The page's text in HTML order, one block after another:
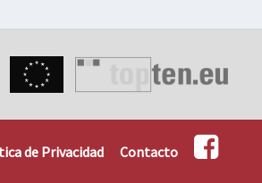
de Privacidad Contacto